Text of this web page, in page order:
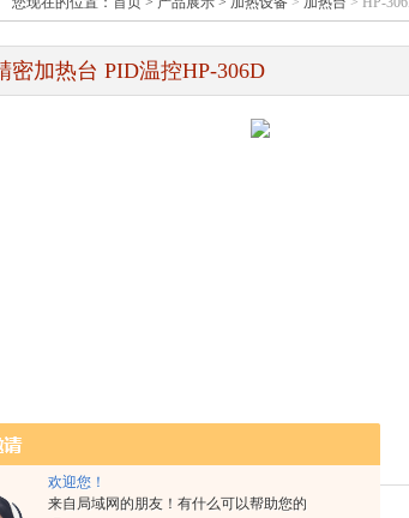
欢迎您！
来自局域网的朋友！有什么可以帮助您的
密加热台 PID温控HP-306D